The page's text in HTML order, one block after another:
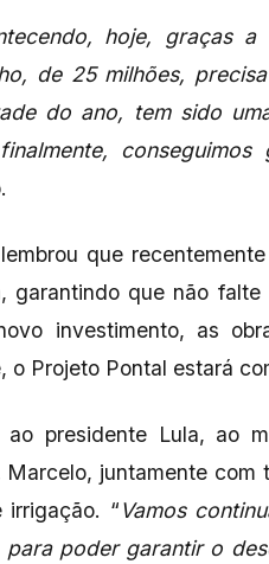
hoje, graças a
de 25 milhões,
do ano, tem sido
que
garantindo que não
investimento, as
o Projeto Pontal estará
presidente Lula, ao
juntamente com
irrigação. “Vamos
poder garantir o